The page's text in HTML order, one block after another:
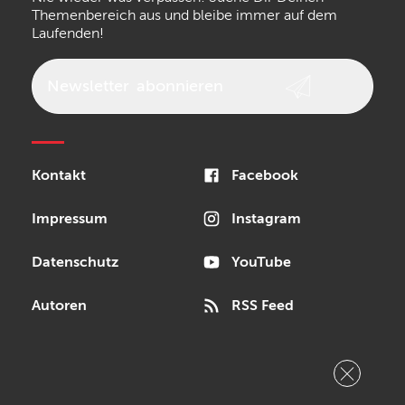
Walrus Audio Epiphone
Themenbereich aus und bleibe immer auf dem
Laufenden!
Kontakt
Impressum
Datenschutz
Autoren
Facebook
Instagram
YouTube
RSS Feed